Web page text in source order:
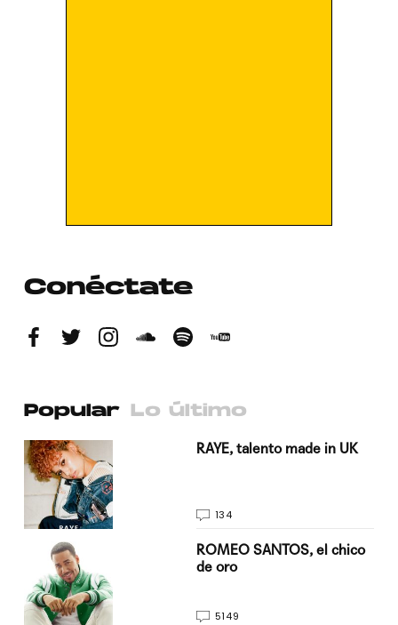
Conéctate
Popular Lo último
RAYE, talento made in UK
134
ROMEO SANTOS, el chico
de oro
5149